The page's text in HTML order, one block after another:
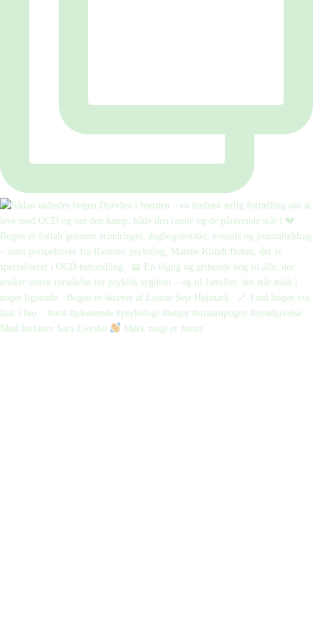
Mød forfatter Sara Ejersbo Mørk magi er første